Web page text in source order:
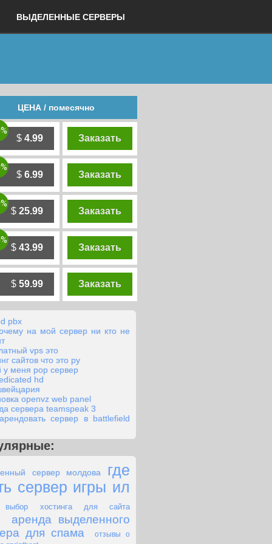
ВЫДЕЛЕННЫЕ СЕРВЕРЫ
ЦЕНА / помесячно
$ 4.99 Заказать
$ 6.99 Заказать
$ 25.99 Заказать
$ 43.99 Заказать
$ 59.99 Заказать
pbx
на мой сервер ни кто не
vps это
сайтов что это ру
у меня рор сервер
hd
openvz web panel
сервера teamspeak 3
сервер в battlefield
сервер молдова
где
сервер игры ил
выбор хостинга для сайта
аренда выделенного
для спама
отзывы о